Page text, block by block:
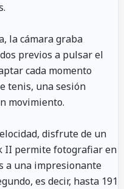
la cámara graba
previos a pulsar el
cada momento
tenis, una sesión
movimiento.
disfrute de un
II permite fotografiar en
a una impresionante
es decir, hasta 191